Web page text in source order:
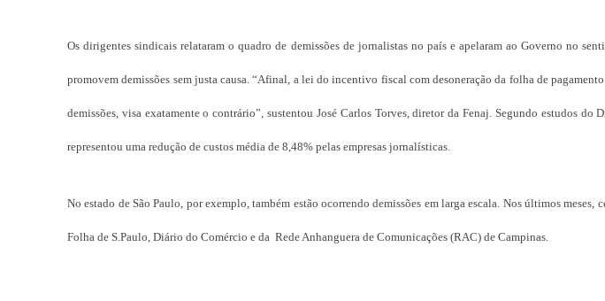
Os dirigentes sindicais relataram o quadro de demissões de jornalistas no país e apelaram ao Governo no
promovem demissões sem justa causa. “Afinal, a lei do incentivo fiscal com desoneração da folha de
demissões, visa exatamente o contrário”, sustentou José Carlos Torves, diretor da Fenaj. Segundo estudos do
representou uma redução de custos média de 8,48% pelas empresas jornalísticas.
No estado de São Paulo, por exemplo, também estão ocorrendo demissões em larga escala. Nos últimos
Folha de S.Paulo, Diário do Comércio e da Rede Anhanguera de Comunicações (RAC) de Campinas.